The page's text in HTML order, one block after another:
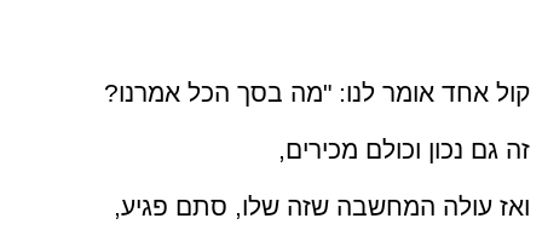
קול אחד אומר לנו: "מה בסך הכל אמרנו?
זה גם נכון וכולם מכירים,
ואז עולה המחשבה שזה שלו, סתם פגיע,